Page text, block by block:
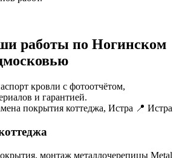
работы по Ногинском
кровли с фотоотчётом,
и гарантией.
📍 Истра
монтаж металлочерепицы Metal